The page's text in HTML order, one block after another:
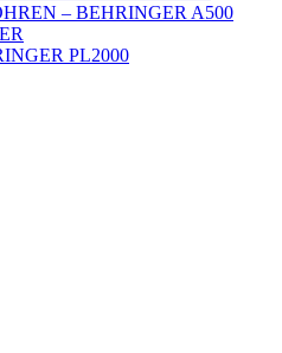
– BEHRINGER A500
PL2000